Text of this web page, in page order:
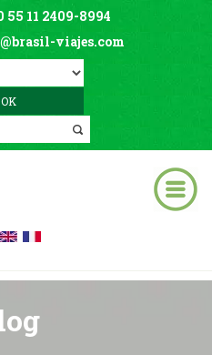
55 11 2409-8994
viajes.com